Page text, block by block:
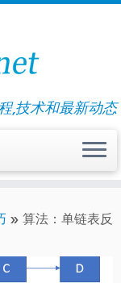
程,技术和最新动态
» 算法：单链表反